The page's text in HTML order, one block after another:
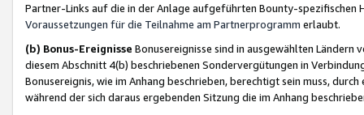
Partner-Links auf die in der Anlage aufgeführten Bounty-spezifischen
Voraussetzungen für die Teilnahme am Partnerprogramm erlaubt.
(b) Bonus-Ereignisse Bonusereignisse sind in ausgewählten Ländern
diesem Abschnitt 4(b) beschriebenen Sondervergütungen in
Bonusereignis, wie im Anhang beschrieben, berechtigt sein muss,
während der sich daraus ergebenden Sitzung die im Anhang